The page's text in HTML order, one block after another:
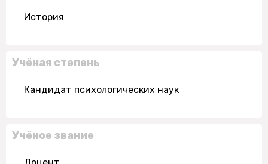
История
Учёная степень
Кандидат психологических наук
Учёное звание